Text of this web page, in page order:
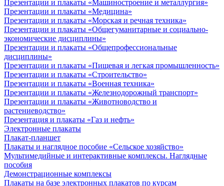
Презентации и плакаты «Машиностроение и металлургия»
Презентации и плакаты «Медицина»
Презентации и плакаты «Морская и речная техника»
Презентации и плакаты «Общегуманитарные и социально-
экономические дисциплины»
Презентации и плакаты «Общепрофессиональные
дисциплины»
Презентации и плакаты «Пищевая и легкая промышленность»
Презентации и плакаты «Строительство»
Презентации и плакаты «Военная техника»
Презентации и плакаты «Железнодорожный транспорт»
Презентации и плакаты «Животноводство и
растениеводство»
Презентация и плакаты «Газ и нефть»
Электронные плакаты
Плакат-планшет
Плакаты и наглядное пособие «Сельское хозяйство»
Мультимедийные и интерактивные комплексы. Наглядные
пособия
Демонстрационные комплексы
Плакаты на базе электронных плакатов по курсам